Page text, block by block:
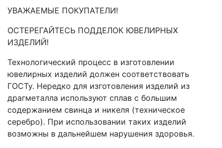
УВАЖАЕМЫЕ ПОКУПАТЕЛИ!
ОСТЕРЕГАЙТЕСЬ ПОДДЕЛОК ЮВЕЛИРНЫХ
ИЗДЕЛИЙ!
Технологический процесс в изготовлении
ювелирных изделий должен соответствовать
ГОСТу. Нередко для изготовления изделий из
драгметалла используют сплав с большим
содержанием свинца и никеля (техническое
серебро). При использовании таких изделий
возможны в дальнейшем нарушения здоровья.